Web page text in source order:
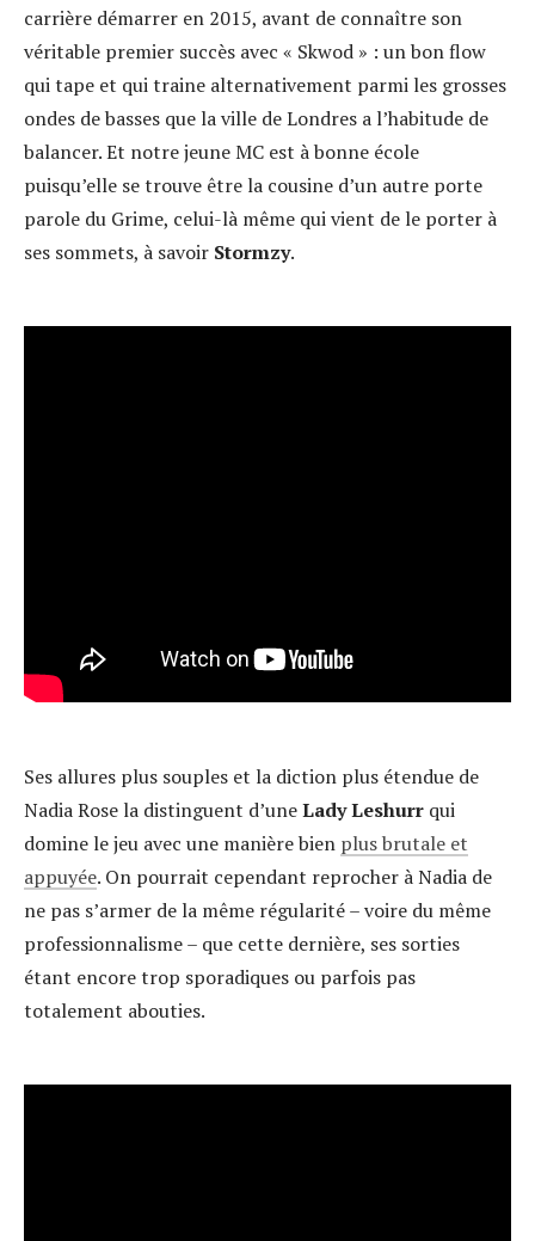
carrière démarrer en 2015, avant de connaître son
véritable premier succès avec « Skwod » : un bon flow
qui tape et qui traine alternativement parmi les grosses
ondes de basses que la ville de Londres a l’habitude de
balancer. Et notre jeune MC est à bonne école
puisqu’elle se trouve être la cousine d’un autre porte
parole du Grime, celui-là même qui vient de le porter à
ses sommets, à savoir Stormzy.
Ses allures plus souples et la diction plus étendue de
Nadia Rose la distinguent d’uneLady Leshurr qui
domine le jeu avec une manière bien plus brutale et
appuyée. On pourrait cependant reprocher à Nadia de
ne pas s’armer de la même régularité – voire du même
professionnalisme – que cette dernière, ses sorties
étant encore trop sporadiques ou parfois pas
totalement abouties.